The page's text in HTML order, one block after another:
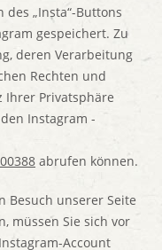
„Insta“-Buttons
gespeichert. Zu
deren Verarbeitung
Rechten und
Ihrer Privatsphäre
Instagram -
abrufen können.
Besuch unserer Seite
müssen Sie sich vor
Account